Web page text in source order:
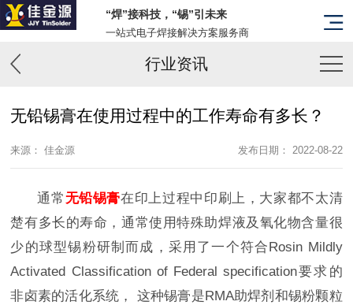
“焊”接科技，“锡”引未来
一站式电子焊接解决方案服务商
行业资讯
无铅锡膏在使用过程中的工作寿命有多长？
来源： 佳金源 发布日期： 2022-08-22
通常无铅锡膏在印上过程中印刷上，大家都不太清
楚有多长的寿命，通常使用特殊助焊液及氧化物含量很
少的球型锡粉研制而成，采用了一个符合Rosin Mildly
Activated Classification of Federal specification要求的
非卤素的活化系统， 这种锡膏是RMA助焊剂和锡粉颗粒